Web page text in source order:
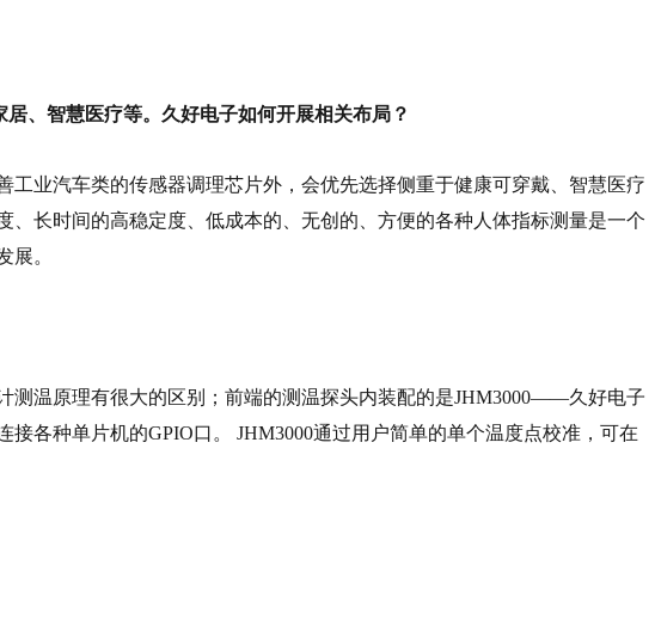
、智慧医疗等。久好电子如何开展相关布局？
业汽车类的传感器调理芯片外，会优先选择侧重于健康可穿戴、智慧医疗
长时间的高稳定度、低成本的、无创的、方便的各种人体指标测量是一个
展。
测温原理有很大的区别；前端的测温探头内装配的是JHM3000——久好电子
各种单片机的GPIO口。 JHM3000通过用户简单的单个温度点校准，可在